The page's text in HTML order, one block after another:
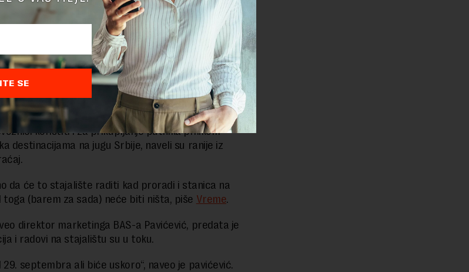
koji je „osposobljen za nesmetano funkcionisanje
u bloku 41, nadležni najavljuju i otvaranje stajališta
na Autokomandi uz motoput.
koji u Beograd dolaze iz pravca juga Srbije biti
putnike kojima odgovara da tu izađu.
koristiti i za prikupljanje putnika prilikom
destinacijama na jugu Srbije, naveli su ranije iz
da će to stajalište raditi kad proradi i stanica na
toga (barem za sada) neće biti ništa, piše Vreme.
direktor marketinga BAS-a Pavićević, predata je
i radovi na stajalištu su u toku.
septembra ali biće uskoro“, naveo je pavićević.
SE